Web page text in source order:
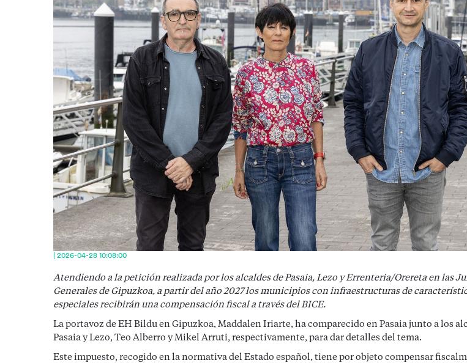
| 2026-04-28 10:08:00
Atendiendo a la petición realizada por los alcaldes de Pasaia, Lezo y Errenteria/Orereta en las
Generales de Gipuzkoa, a partir del año 2027 los municipios con infraestructuras de
especiales recibirán una compensación fiscal a través del BICE.
La portavoz de EH Bildu en Gipuzkoa, Maddalen Iriarte, ha comparecido en Pasaia junto a los
Pasaia y Lezo, Teo Alberro y Mikel Arruti, respectivamente, para dar detalles del tema.
Este impuesto, recogido en la normativa del Estado español, tiene por objeto compensar